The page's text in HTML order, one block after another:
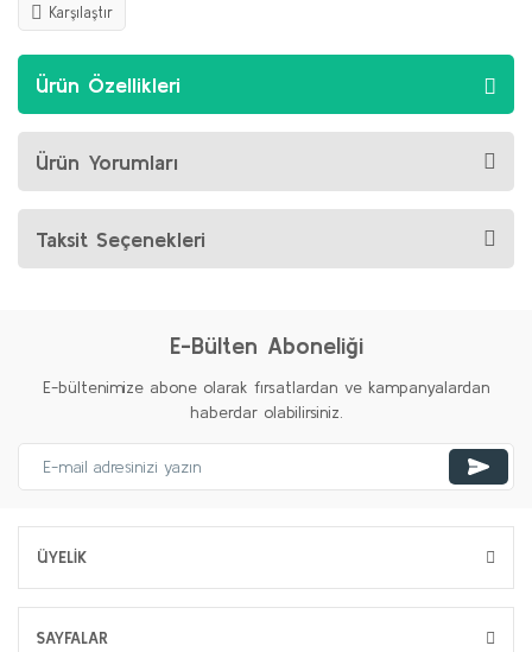
Karşılaştır
Ürün Özellikleri
Ürün Yorumları
Taksit Seçenekleri
E-Bülten Aboneliği
E-bültenimize abone olarak fırsatlardan ve kampanyalardan
haberdar olabilirsiniz.
ÜYELİK
SAYFALAR